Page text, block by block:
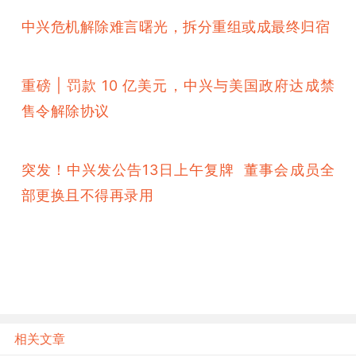
中兴危机解除难言曙光，拆分重组或成最终归宿
重磅 | 罚款 10 亿美元，中兴与美国政府达成禁
售令解除协议
突发！中兴发公告13日上午复牌  董事会成员全
部更换且不得再录用
相关文章